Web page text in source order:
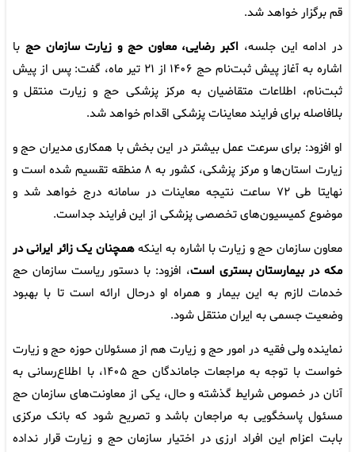
قم برگزار خواهد شد.
در ادامه این جلسه، اکبر رضایی، معاون حج و زیارت سازمان حج با
اشاره به آغاز پیش ثبت‌نام حج ۱۴۰۶ از ۲۱ تیر ماه، گفت: پس از پیش
ثبت‌نام، اطلاعات متقاضیان به مرکز پزشکی حج و زیارت منتقل و
بلافاصله برای فرایند معاینات پزشکی اقدام خواهد شد.
او افزود: برای سرعت عمل بیشتر در این بخش با همکاری مدیران حج و
زیارت استان‌ها و مرکز پزشکی، کشور به ۸ منطقه تقسیم شده است و
نهایتا طی ۷۲ ساعت نتیجه معاینات در سامانه درج خواهد شد و
موضوع کمیسیون‌های تخصصی پزشکی از این فرایند جداست.
معاون سازمان حج و زیارت با اشاره به اینکههمچنان یک زائر ایرانی در
مکه در بیمارستان بستری است، افزود: با دستور ریاست سازمان حج
خدمات لازم به این بیمار و همراه او درحال ارائه است تا با بهبود
وضعیت جسمی به ایران منتقل شود.
نماینده ولی فقیه در امور حج و زیارت هم از مسئولان حوزه حج و زیارت
خواست با توجه به مراجعات جاماندگان حج ۱۴۰۵، با اطلاع‌رسانی به
آنان در خصوص شرایط گذشته و حال، یکی از معاونت‌های سازمان حج
مسئول پاسخگویی به مراجعان باشد و تصریح شود که بانک مرکزی
بابت اعزام این افراد ارزی در اختیار سازمان حج و زیارت قرار نداده